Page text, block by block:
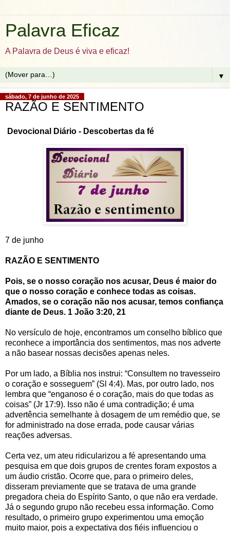
Palavra Eficaz
A Palavra de Deus é viva e eficaz!
▼
sábado, 7 de junho de 2025
RAZÃO E SENTIMENTO
Devocional Diário - Descobertas da fé
7 de junho
RAZÃO E SENTIMENTO
Pois, se o nosso coração nos acusar, Deus é maior do
que o nosso coração e conhece todas as coisas.
Amados, se o coração não nos acusar, temos confiança
diante de Deus. 1 João 3:20, 21
No versículo de hoje, encontramos um conselho bíblico que
reconhece a importância dos sentimentos, mas nos adverte
a não basear nossas decisões apenas neles.
Por um lado, a Bíblia nos instrui: “Consultem no travesseiro
o coração e sosseguem” (Sl 4:4). Mas, por outro lado, nos
lembra que “enganoso é o coração, mais do que todas as
coisas” (Jr 17:9). Isso não é uma contradição; é uma
advertência semelhante à dosagem de um remédio que, se
for administrado na dose errada, pode causar várias
reações adversas.
Certa vez, um ateu ridicularizou a fé apresentando uma
pesquisa em que dois grupos de crentes foram expostos a
um áudio cristão. Ocorre que, para o primeiro deles,
disseram previamente que se tratava de uma grande
pregadora cheia do Espírito Santo, o que não era verdade.
Já o segundo grupo não recebeu essa informação. Como
resultado, o primeiro grupo experimentou uma emoção
muito maior, pois a expectativa dos fiéis influenciou o